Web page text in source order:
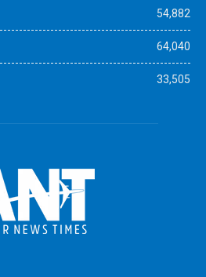
54,882
64,040
33,505